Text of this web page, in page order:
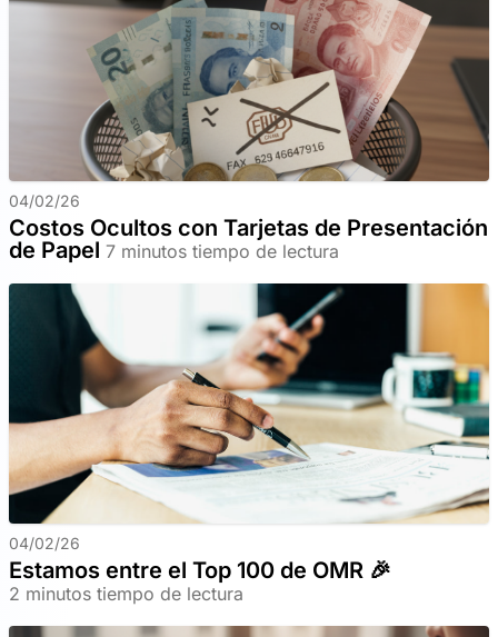
04/02/26
Costos Ocultos con Tarjetas de Presentación
de Papel 7 minutos tiempo de lectura
04/02/26
Estamos entre el Top 100 de OMR 🎉
2 minutos tiempo de lectura